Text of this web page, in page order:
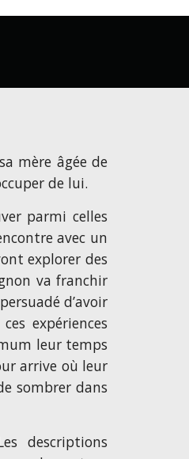
mère âgée de
de lui.
parmi celles
avec un
explorer des
va franchir
d’avoir
expériences
leur temps
arrive où leur
sombrer dans
descriptions